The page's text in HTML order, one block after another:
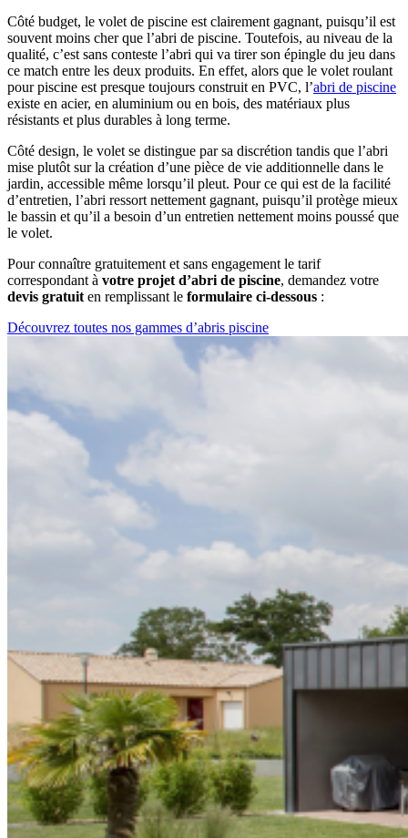
Côté budget, le volet de piscine est clairement gagnant, puisqu’il est
souvent moins cher que l’abri de piscine. Toutefois, au niveau de la
qualité, c’est sans conteste l’abri qui va tirer son épingle du jeu dans
ce match entre les deux produits. En effet, alors que le volet roulant
pour piscine est presque toujours construit en PVC, l’abri de piscine
existe en acier, en aluminium ou en bois, des matériaux plus
résistants et plus durables à long terme.
Côté design, le volet se distingue par sa discrétion tandis que l’abri
mise plutôt sur la création d’une pièce de vie additionnelle dans le
jardin, accessible même lorsqu’il pleut. Pour ce qui est de la facilité
d’entretien, l’abri ressort nettement gagnant, puisqu’il protège mieux
le bassin et qu’il a besoin d’un entretien nettement moins poussé que
le volet.
Pour connaître gratuitement et sans engagement le tarif
correspondant à votre projet d’abri de piscine, demandez votre
devis gratuit en remplissant le formulaire ci-dessous :
Découvrez toutes nos gammes d’abris piscine